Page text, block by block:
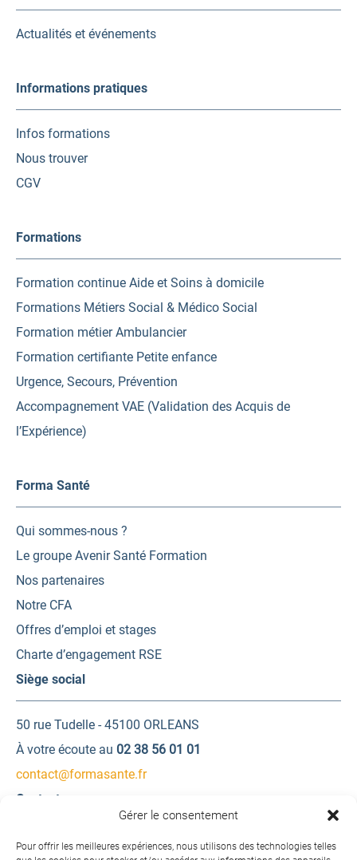
Gérer le consentement
Pour offrir les meilleures expériences, nous utilisons des technologies telles
nouvelnouvelnouvel
Actualités et événements
Informations pratiques
Infos formations
Nous trouver
CGV
Formations
Formation continue Aide et Soins à domicile
Formations Métiers Social & Médico Social
Formation métier Ambulancier
Formation certifiante Petite enfance
Urgence, Secours, Prévention
Accompagnement VAE (Validation des Acquis de
l’Expérience)
Forma Santé
Qui sommes-nous ?
Le groupe Avenir Santé Formation
Nos partenaires
Notre CFA
Offres d’emploi et stages
Charte d’engagement RSE
Siège social
50 rue Tudelle - 45100 ORLEANS
À votre écoute au 02 38 56 01 01
contact@formasante.fr
Contactez-nous
Une question ? Une demande d’information ?